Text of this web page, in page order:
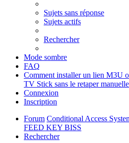
Sujets sans réponse
Sujets actifs
Rechercher
Mode sombre
FAQ
Comment installer un lien M3U
TV Stick sans le retaper
Connexion
Inscription
Forum Conditional Access
FEED KEY BISS
Rechercher